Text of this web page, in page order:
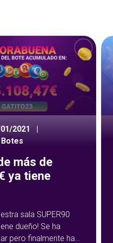
2021
|
más de
ya tiene
sala SUPER90
dueño! Se ha
pero finalmente ha